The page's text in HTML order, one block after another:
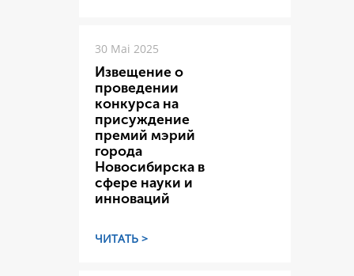
30 Mai 2025
Извещение о
проведении
конкурса на
присуждение
премий мэрий
города
Новосибирска в
сфере науки и
инноваций
ЧИТАТЬ >